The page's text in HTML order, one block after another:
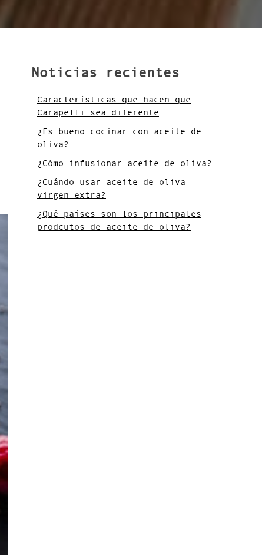
Noticias recientes
Características que hacen que
Carapelli sea diferente
¿Es bueno cocinar con aceite de
oliva?
¿Cómo infusionar aceite de oliva?
¿Cuándo usar aceite de oliva
virgen extra?
¿Qué países son los principales
prodcutos de aceite de oliva?